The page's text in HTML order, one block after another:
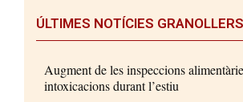
ÚLTIMES NOTÍCIES GRANOLLERS
Augment de les inspeccions
intoxicacions durant l’estiu